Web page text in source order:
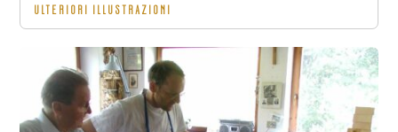
ULTERIORI ILLUSTRAZIONI